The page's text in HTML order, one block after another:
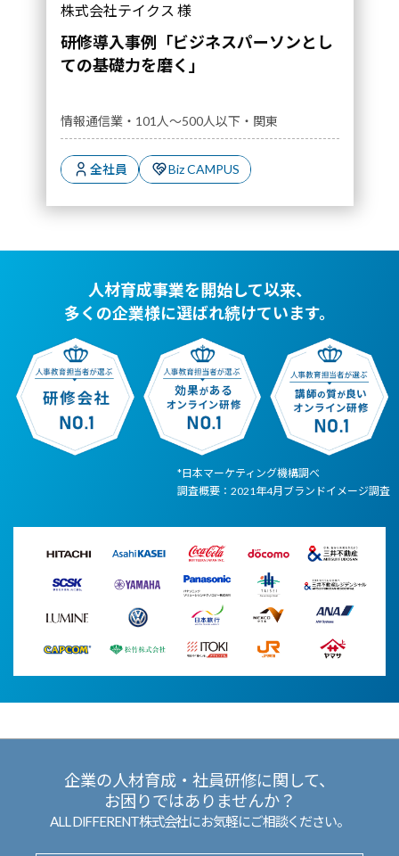
株式会社テイクス 様
研修導入事例「ビジネスパーソンとし
ての基礎力を磨く」
情報通信業・101人～500人以下・関東
全社員 Biz CAMPUS
人材育成事業を開始して以来、
多くの企業様に選ばれ続けています。
*日本マーケティング機構調べ
調査概要：2021年4月ブランドイメージ調査
企業の人材育成・社員研修に関して、
お困りではありませんか？
ALL DIFFERENT株式会社にお気軽にご相談ください。